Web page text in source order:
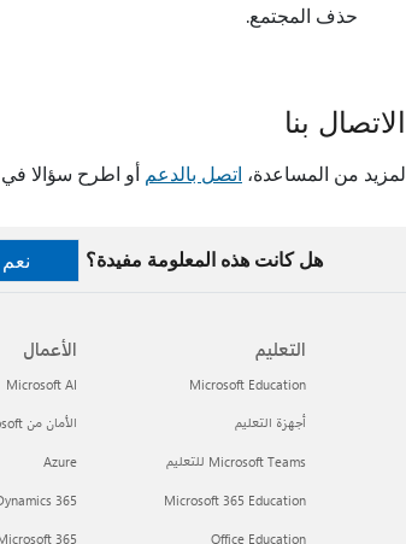
حذف المجتمع.
الاتصال بنا
لمزيد من المساعدة، اتصل بالدعم أو اطرح سؤالا في
هل كانت هذه المعلومة مفيدة؟ نعم
التعليم
Microsoft Education
أجهزة التعليم
Microsoft Teams للتعليم
Microsoft 365 Education
Office Education
الأعمال
Microsoft AI
الأمان من Microsoft
Azure
365
365